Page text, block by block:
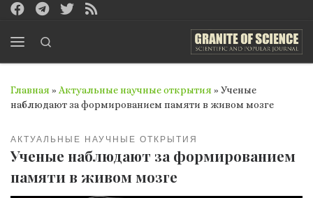
Перейти к содержимому
Главная » Актуальные научные открытия » Ученые
наблюдают за формированием памяти в живом мозге
АКТУАЛЬНЫЕ НАУЧНЫЕ ОТКРЫТИЯ
Ученые наблюдают за формированием
памяти в живом мозге